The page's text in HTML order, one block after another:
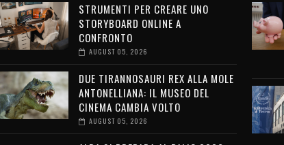
STRUMENTI PER CREARE UNO
STORYBOARD ONLINE A
CONFRONTO
AUGUST 05, 2026
DUE TIRANNOSAURI REX ALLA MOLE
ANTONELLIANA: IL MUSEO DEL
CINEMA CAMBIA VOLTO
AUGUST 05, 2026